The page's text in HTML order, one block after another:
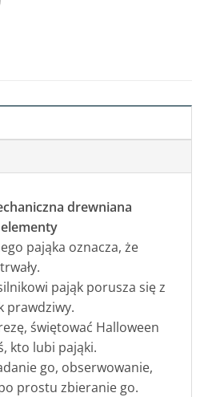
drewniana
elementy
pająka oznacza, że
pająk porusza się z
prawdziwy.
świętować Halloween
kto lubi pająki.
go, obserwowanie,
prostu zbieranie go.